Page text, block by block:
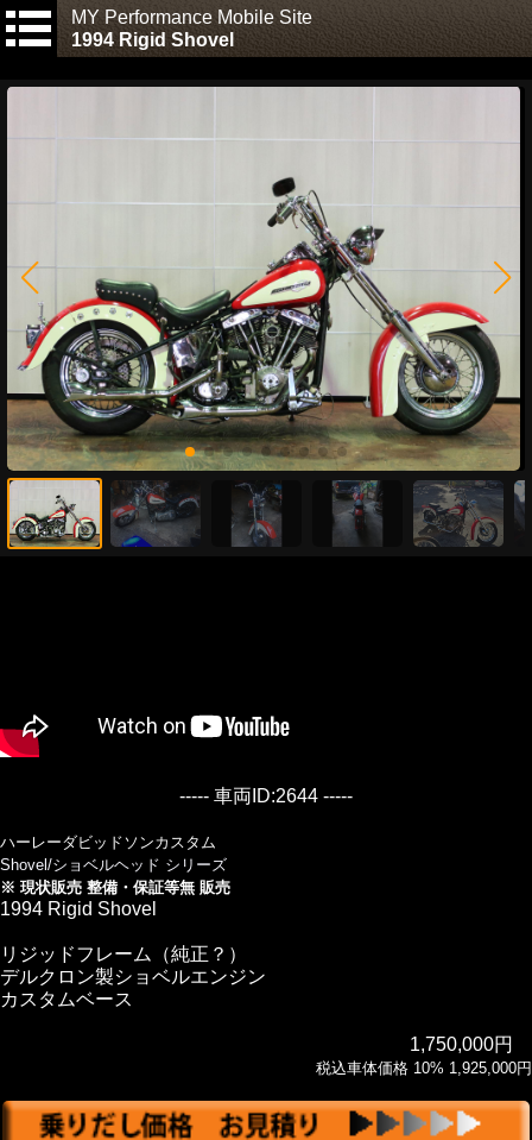
MY Performance Mobile Site
1994 Rigid Shovel
----- 車両ID:2644 -----
ハーレーダビッドソンカスタム
Shovel/ショベルヘッド シリーズ
※ 現状販売 整備・保証等無 販売
1994 Rigid Shovel
リジッドフレーム（純正？）
デルクロン製ショベルエンジン
カスタムベース
1,750,000円
税込車体価格 10% 1,925,000円